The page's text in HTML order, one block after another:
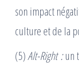
son impact
culture et de la
(5)Alt-Right :un